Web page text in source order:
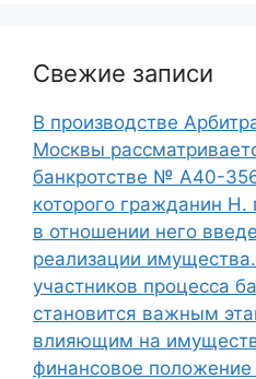
Свежие записи
В производстве
Москвы
банкротстве № А40-
которого гражданин Н.
в отношении него
реализации
участников процесса
становится важным
влияющим на
финансовое